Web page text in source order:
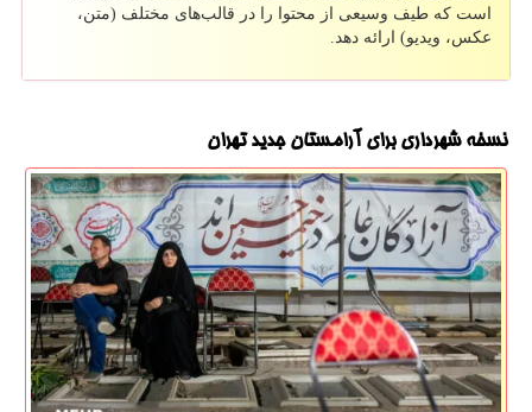
است که طیف وسیعی از محتوا را در قالب‌های مختلف (متن،
عکس، ویدیو) ارائه دهد.
نسخه شهرداری برای آرامستان جدید تهران